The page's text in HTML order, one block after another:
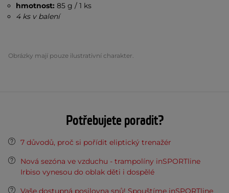
hmotnost:85 g / 1 ks
4 ks v balení
Obrázky mají pouze ilustrativní charakter.
Potřebujete poradit?
7 důvodů, proč si pořídit eliptický trenažér
Nová sezóna ve vzduchu - trampolíny inSPORTline
Irbiso vynesou do oblak děti i dospělé
Vaše dostupná posilovna snů! Spouštíme inSPORTline